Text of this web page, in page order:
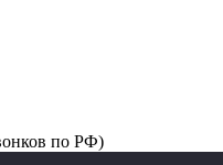
по РФ)